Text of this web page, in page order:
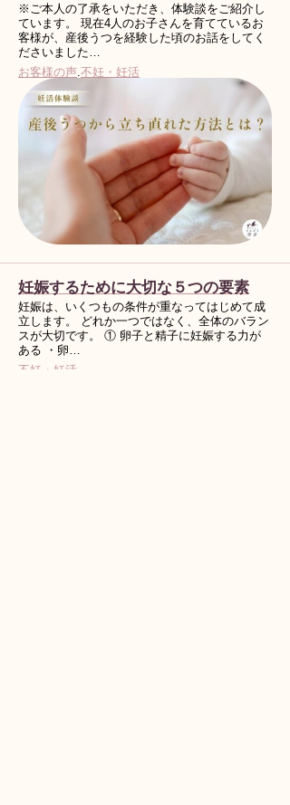
※ご本人の了承をいただき、体験談をご紹介し
ています。 現在4人のお子さんを育てているお
客様が、産後うつを経験した頃のお話をしてく
ださいました…
お客様の声 不妊・妊活
妊娠するために大切な５つの要素
妊娠は、いくつもの条件が重なってはじめて成
立します。 どれか一つではなく、全体のバラン
スが大切です。 ① 卵子と精子に妊娠する力が
ある ・卵…
不妊・妊活